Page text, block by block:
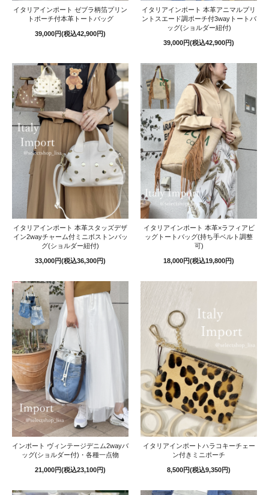
イタリアインポート ゼブラ柄箔プリン
トポーチ付本革トートバッグ
39,000円(税込42,900円)
イタリアインポート 本革アニマルプリ
ントスエード調ポーチ付3wayトートバ
ッグ(ショルダー紐付)
39,000円(税込42,900円)
イタリアインポート 本革スタッズデザ
イン2wayチャーム付ミニボストンバッ
グ(ショルダー紐付)
33,000円(税込36,300円)
イタリアインポート 本革×ラフィアビ
ッグトートバッグ(持ち手ベルト調整
可)
18,000円(税込19,800円)
インポート ヴィンテージデニム2wayバ
ッグ(ショルダー付)・各種一点物
21,000円(税込23,100円)
イタリアインポートハラコキーチェー
ン付きミニポーチ
8,500円(税込9,350円)